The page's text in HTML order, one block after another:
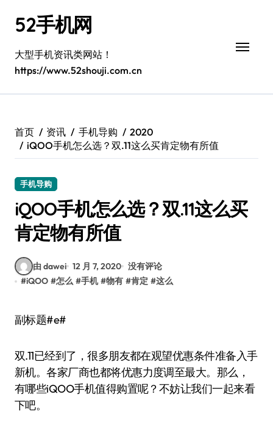
52手机网
大型手机资讯类网站！
https://www.52shouji.com.cn
首页 资讯 手机导购
2020
iQOO手机怎么选？双.11这么买肯定物有所值
手机导购
iQOO手机怎么选？双.11这么买
肯定物有所值
由 dawei 12 月 7, 2020 没有评论
#iQOO #怎么 #手机 #物有 #肯定 #这么
副标题#e#
双.11已经到了，很多朋友都在观望优惠条件准备入手
新机。各家厂商也都将优惠力度调至最大。那么，
有哪些iQOO手机值得购置呢？不妨让我们一起来看
下吧。